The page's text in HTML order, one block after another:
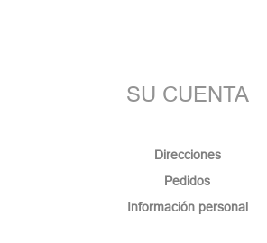
SU CUENTA
Direcciones
Pedidos
Información personal